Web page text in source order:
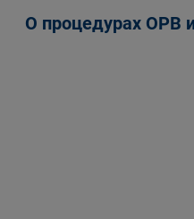
О процедурах ОРВ